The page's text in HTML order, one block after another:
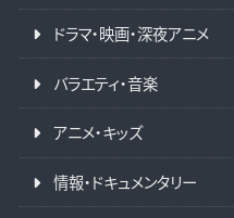
ドラマ・映画・深夜アニメ
バラエティ・音楽
アニメ・キッズ
情報・ドキュメンタリー